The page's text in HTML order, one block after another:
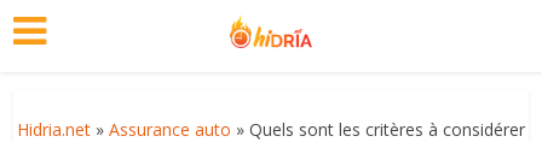
Hidria.net » Assurance auto » Quels sont les critères à considérer